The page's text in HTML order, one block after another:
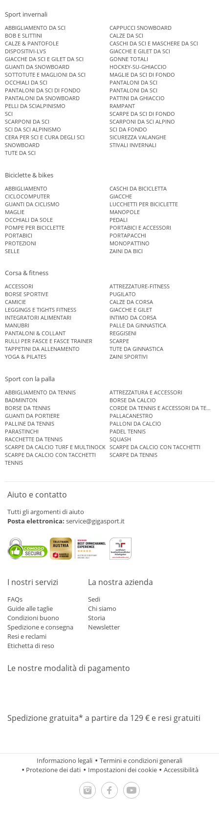
Sport invernali
ABBIGLIAMENTO DA SCI
CAPPUCCI SNOWBOARD
BOB E SLITTINI
CALZE DA SCI
CALZE & PANTOFOLE
CASCHI DA SCI E MASCHERE DA SCI
DISPOSITIVI-LVS
GIACCHE E GILET DA SCI
GIACCHE DA SCI E GILET DA SCI
GONNE TOTALI
GUANTI DA SNOWBOARD
HOCKEY-SU-GHIACCIO
SOTTOTUTE E MAGLIONI DA SCI
MAGLIE DA SCI DI FONDO
OCCHIALI DA SCI
PANTALONI DA SCI
PANTALONI DA SCI DI FONDO
PANTALONI DA SCI
PANTALONI DA SNOWBOARD
PATTINI DA GHIACCIO
PELLI DA SCIALPINISMO
RAMPANT
SCI
SCARPE DA SCI DI FONDO
SCARPONI DA SCI
SCARPONI DA SCI ALPINO
SCI DA SCI ALPINISMO
SCI DA FONDO
CERA PER SCI E CURA DEGLI SCI
SICUREZZA VALANGHE
SNOWBOARD
STIVALI INVERNALI
TUTE DA SCI
Biciclette & bikes
ABBIGLIAMENTO
CASCHI DA BICICLETTA
CICLOCOMPUTER
GIACCHE
GUANTI DA CICLISMO
LUCCHETTI PER BICICLETTE
MAGLIE
MANOPOLE
OCCHIALI DA SOLE
PEDALI
POMPE PER BICICLETTE
PORTABICI E ACCESSORI
PORTABICI
PORTAPACCHI
PROTEZIONI
MONOPATTINO
SELLE
ZAINI DA BICI
Corsa & fitness
ACCESSORI
ATTREZZATURE-FITNESS
BORSE SPORTIVE
PUGILATO
CAMICIE
CALZE DA CORSA
LEGGINGS E TIGHTS FITNESS
GIACCHE E GILET
INTEGRATORI ALIMENTARI
INTIMO DA CORSA
MANUBRI
PALLE DA GINNASTICA
PANTALONI & COLLANT
REGGISENI
RULLI PER FASCE E FASCE TRAINER
SCARPE
TAPPETINI DA ALLENAMENTO
TUTE DA GINNASTICA
YOGA & PILATES
ZAINI SPORTIVI
Sport con la palla
ABBIGLIAMENTO DA TENNIS
ATTREZZATURA E ACCESSORI
BADMINTON
BORSE DA CALCIO
BORSE DA TENNIS
CORDE DA TENNIS E ACCESSORI DA TENNIS
GUANTI DA PORTIERE
PALLACANESTRO
PALLINE DA TENNIS
PALLONI DA CALCIO
PARASTINCHI
PADEL TENNIS
RACCHETTE DA TENNIS
SQUASH
SCARPE DA CALCIO TURF E MULTINOCK SCARPE DA CALCIO CON TACCHETTI
SCARPE DA CALCIO CON TACCHETTI
SCARPE DA TENNIS
TENNIS
Aiuto e contatto
Tutti gli argomenti di aiuto
Posta elettronica: service@gigasport.it
I nostri servizi
FAQs
Guide alle taglie
Condizioni buono
Spedizione e consegna
Resi e reclami
Etichetta di reso
La nostra azienda
Sedi
Chi siamo
Storia
Newsletter
Le nostre modalità di pagamento
Spedizione gratuita* a partire da 129 € e resi gratuiti
Informaziono legali
Termini e condizioni generali
Protezione dei dati
Impostazioni dei cookie Accessibilità